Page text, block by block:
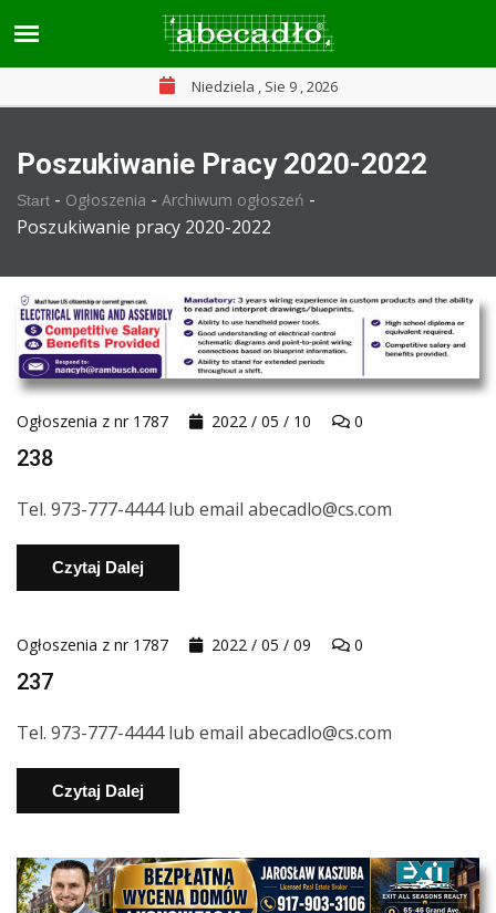
Niedziela , Sie 9 , 2026
Poszukiwanie Pracy 2020-2022
Start - Ogłoszenia - Archiwum ogłoszeń -
Poszukiwanie pracy 2020-2022
Ogłoszenia z nr 1787 2022 / 05 / 10 0
238
Tel. 973-777-4444 lub email abecadlo@cs.com
Czytaj Dalej
Ogłoszenia z nr 1787 2022 / 05 / 09 0
237
Tel. 973-777-4444 lub email abecadlo@cs.com
Czytaj Dalej